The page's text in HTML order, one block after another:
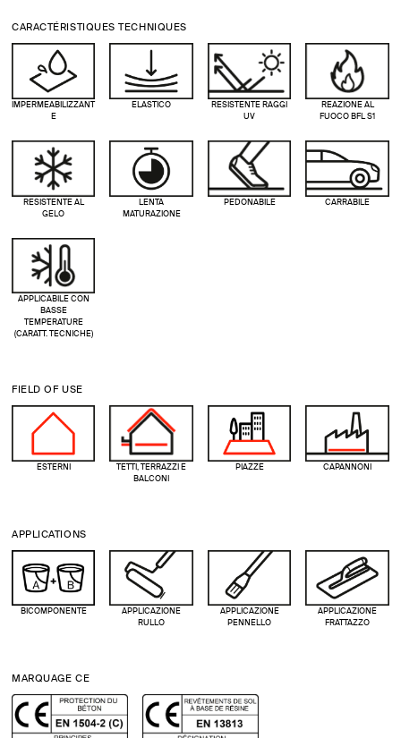
CARACTÉRISTIQUES TECHNIQUES
IMPERMEABILIZZANT
E
ELASTICO
RESISTENTE RAGGI
UV
REAZIONE AL
FUOCO BFL S1
RESISTENTE AL
GELO
LENTA
MATURAZIONE
PEDONABILE CARRABILE
APPLICABILE CON
BASSE
TEMPERATURE
(CARATT. TECNICHE)
FIELD OF USE
ESTERNI
TETTI, TERRAZZI E
BALCONI
PIAZZE CAPANNONI
APPLICATIONS
BICOMPONENTE
APPLICAZIONE
RULLO
APPLICAZIONE
PENNELLO
APPLICAZIONE
FRATTAZZO
MARQUAGE CE